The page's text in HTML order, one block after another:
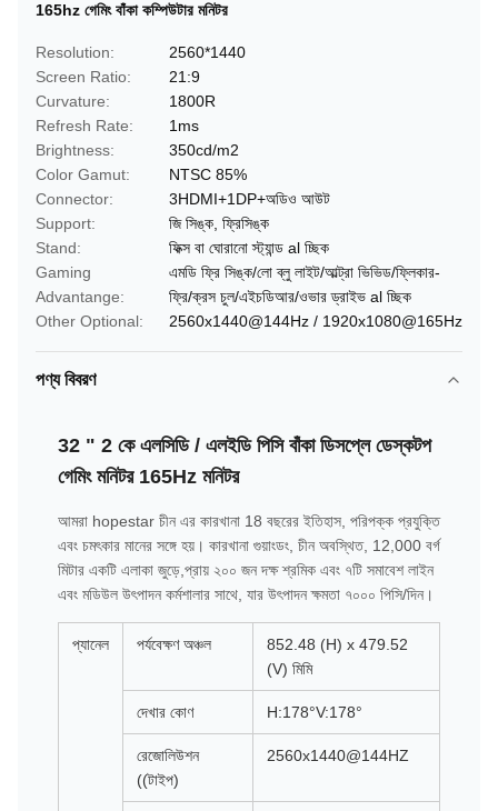
165hz গেমিং বাঁকা কম্পিউটার মনিটর
Resolution:
2560*1440
Screen Ratio:
21:9
Curvature:
1800R
Refresh Rate:
1ms
Brightness:
350cd/m2
Color Gamut:
NTSC 85%
Connector:
3HDMI+1DP+অডিও আউট
Support:
জি সিঙ্ক, ফ্রিসিঙ্ক
Stand:
ফিক্স বা ঘোরানো স্ট্যান্ড al চ্ছিক
Gaming
Advantange:
এমডি ফ্রি সিঙ্ক/লো ব্লু লাইট/আল্ট্রা ভিভিড/ফ্লিকার-
ফ্রি/ক্রস চুল/এইচডিআর/ওভার ড্রাইভ al চ্ছিক
Other Optional:
2560x1440@144Hz / 1920x1080@165Hz
পণ্য বিবরণ
32 " 2 কে এলসিডি / এলইডি পিসি বাঁকা ডিসপ্লে ডেস্কটপ
গেমিং মনিটর 165Hz মনিটর
আমরা hopestar চীন এর কারখানা 18 বছরের ইতিহাস, পরিপক্ক প্রযুক্তি
এবং চমৎকার মানের সঙ্গে হয়। কারখানা গুয়াংডং, চীন অবস্থিত, 12,000 বর্গ
মিটার একটি এলাকা জুড়ে,প্রায় ২০০ জন দক্ষ শ্রমিক এবং ৭টি সমাবেশ লাইন
এবং মডিউল উৎপাদন কর্মশালার সাথে, যার উৎপাদন ক্ষমতা ৭০০০ পিসি/দিন।
প্যানেল পর্যবেক্ষণ অঞ্চল
852.48 (H) x 479.52
(V) মিমি
দেখার কোণ H:178°V:178°
রেজোলিউশন
((টাইপ)
2560x1440@144HZ